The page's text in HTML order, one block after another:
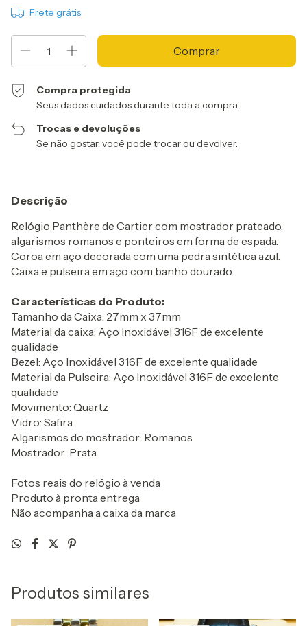
Frete grátis
Compra protegida
Seus dados cuidados durante toda a compra.
Trocas e devoluções
Se não gostar, você pode trocar ou devolver.
Descrição
Relógio Panthère de Cartier com mostrador prateado,
algarismos romanos e ponteiros em forma de espada.
Coroa em aço decorada com uma pedra sintética azul.
Caixa e pulseira em aço com banho dourado.
Características do Produto:
Tamanho da Caixa: 27mm x 37mm
Material da caixa: Aço Inoxidável 316F de excelente
qualidade
Bezel: Aço Inoxidável 316F de excelente qualidade
Material da Pulseira: Aço Inoxidável 316F de excelente
qualidade
Movimento: Quartz
Vidro: Safira
Algarismos do mostrador: Romanos
Mostrador: Prata
Fotos reais do relógio à venda
Produto à pronta entrega
Não acompanha a caixa da marca
Produtos similares